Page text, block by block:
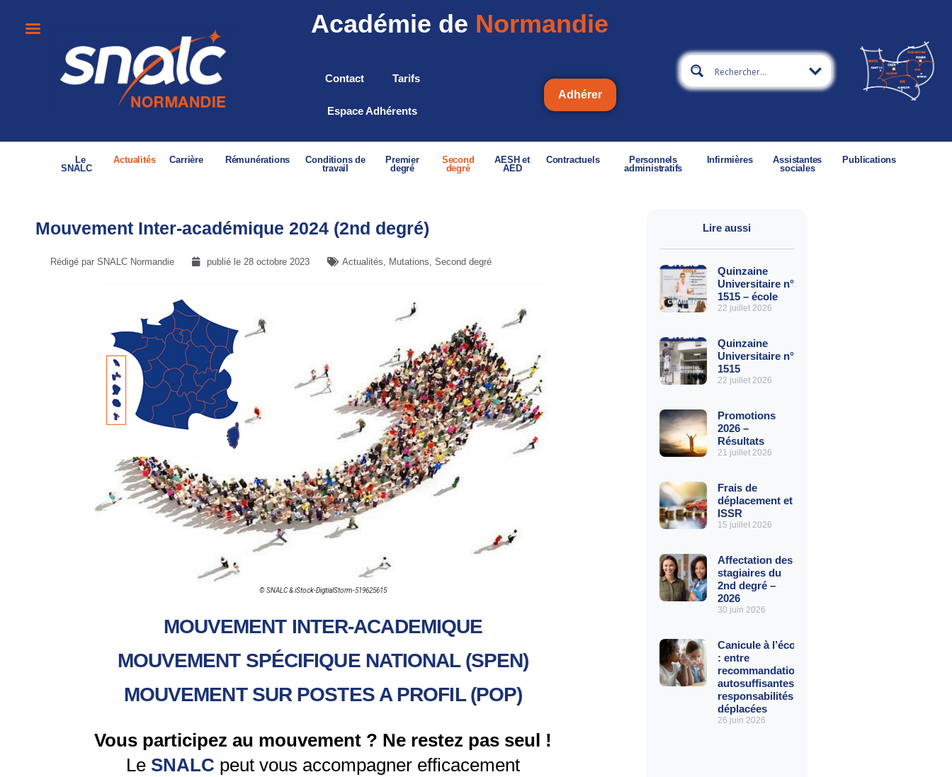
Académie de Normandie
Contact Tarifs
Espace Adhérents
Adhérer
Le
SNALC
Actualités Carrière Rémunérations
Conditions de
travail
Premier
degré
Second
degré
AESH et
AED
Contractuels
Personnels
administratifs
Infirmières
Assistantes
sociales
Publications
Mouvement Inter-académique 2024 (2nd degré)
Rédigé par SNALC Normandie publié le 28 octobre 2023 Actualités, Mutations, Second degré
© SNALC & iStock-DigtialStorm-519625615
MOUVEMENT INTER-ACADEMIQUE
MOUVEMENT SPÉCIFIQUE NATIONAL (SPEN)
MOUVEMENT SUR POSTES A PROFIL (POP)
Vous participez au mouvement ? Ne restez pas seul !
Le SNALC peut vous accompagner efficacement
Lire aussi
Quinzaine
Universitaire n°
1515 – école
22 juillet 2026
Quinzaine
Universitaire n°
1515
22 juillet 2026
Promotions
2026 –
Résultats
21 juillet 2026
Frais de
déplacement et
ISSR
15 juillet 2026
Affectation des
stagiaires du
2nd degré –
2026
30 juin 2026
Canicule à l’école
: entre
recommandations
autosuffisantes et
responsabilités
déplacées
26 juin 2026